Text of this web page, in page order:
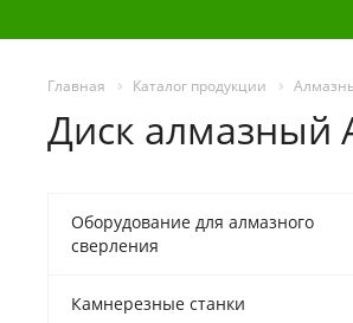
Главная Каталог продукции
Диск алмазный
Оборудование для алмазного
сверления
Камнерезные станки